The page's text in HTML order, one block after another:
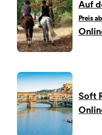
Auf
Preis
Soft